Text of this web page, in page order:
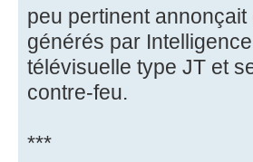
peu pertinent
générés par
télévisuelle type JT et
contre-feu.
***